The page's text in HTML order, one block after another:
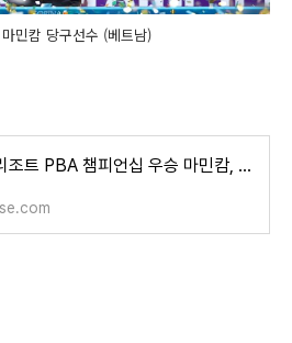
민캄 당구선수 (베트남)
하이원 리조트 PBA 챔피언십 우승 마민캄, 준우승 오태준(결승전 경기결과)